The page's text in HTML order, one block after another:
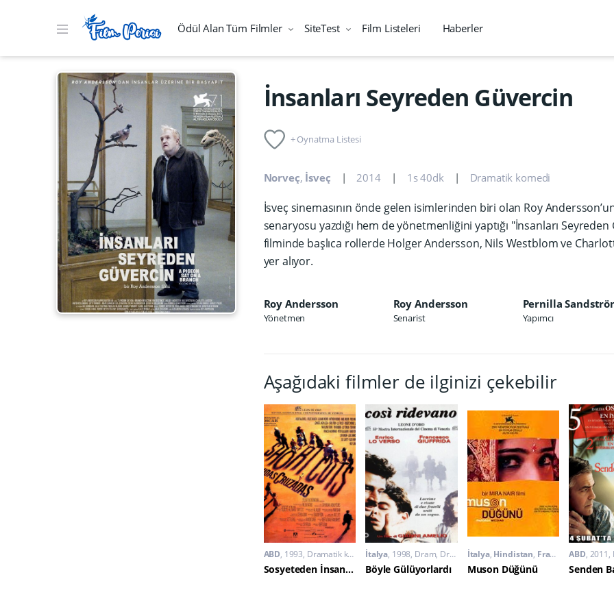
Ödül Alan Tüm Filmler SiteTest Film Listeleri Haberler
İnsanları Seyreden Güvercin
+ Oynatma Listesi
Norveç, İsveç 2014 1s 40dk Dramatik komedi
İsveç sinemasının önde gelen isimlerinden biri olan Roy
senaryosu yazdığı hem de yönetmenliğini yaptığı "İnsanları
filminde başlıca rollerde Holger Andersson, Nils Westblom ve
yer alıyor.
Roy Andersson
Yönetmen
Roy Andersson
Senarist
Pernilla
Yapımcı
Aşağıdaki filmler de ilginizi çekebilir
ABD 1993 Dramatik komedi
Sosyeteden İnsan Manzaraları
İtalya 1998 Dram, Dramatik komedi
Böyle Gülüyorlardı
İtalya, Hindistan, Fransa Almanya ,
Muson Düğünü
ABD 2011
Senden